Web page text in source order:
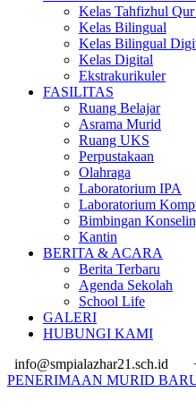
Kelas Tahfizhul
Kelas Bilingual
Kelas Bilingual
Kelas Digital
Ekstrakurikuler
FASILITAS
Ruang Belajar
Asrama Murid
Ruang UKS
Perpustakaan
Olahraga
Laboratorium IPA
Laboratorium
Bimbingan
Kantin
BERITA & ACARA
Berita Terbaru
Agenda Sekolah
School Life
GALERI
HUBUNGI KAMI
info@smpialazhar21.sch.id
PENERIMAAN MURID